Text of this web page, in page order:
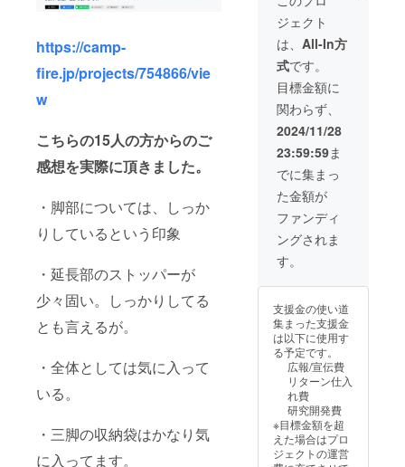
https://camp-
fire.jp/projects/754866/vie
w
こちらの15人の方からのご
感想を実際に頂きました。
・脚部については、しっか
りしているという印象
・延長部のストッパーが
少々固い。しっかりしてる
とも言えるが。
・全体としては気に入って
いる。
・三脚の収納袋はかなり気
に入ってます。
率が向
上した
場合、
正規販
売価格
が販売
予定価
格より
可能性
もござ
いま
す。
い。 ※
ご注文
状況・
使用部
材の供
給状
況・製
造工程
上の都
合等に
より、
出荷時
期が遅
れる場
合があ
りま
す。 ※
により
量産効
率が向
上した
場合、
正規販
売価格
が販売
予定価
格より
下がる
可能性
もござ
ご了承
くださ
い。 ※
ご注文
状況・
使用部
材の供
給状
況・製
造工程
上の都
合等に
より、
出荷時
期が遅
れる場
合があ
皆様の
により
量産効
率が向
上した
場合、
正規販
が販売
予定価
格より
下がる
ジェクト
は、 All-In方
式です。
目標金額に
関わらず、
2024/11/28
23:59:59ま
でに集まっ
た金額が
ファンディ
ングされま
す。
支援金の使い道
集まった支援金
は以下に使用す
る予定です。
広報/宣伝費
リターン仕入
れ費
研究開発費
※目標金額を超
えた場合はプロ
ジェクトの運営